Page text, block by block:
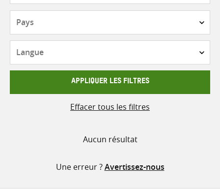
APPLIQUER LES FILTRES
Effacer tous les filtres
Aucun résultat
Une erreur ?Avertissez-nous